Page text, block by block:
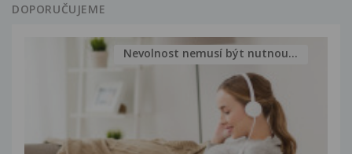
DOPORUČUJEME
Nevolnost nemusí být nutnou...